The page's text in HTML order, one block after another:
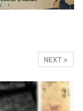
NEXT